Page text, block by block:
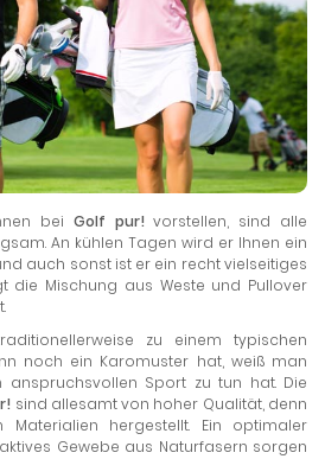
bei Golf pur! vorstellen, sind alle
An kühlen Tagen wird er Ihnen ein
auch sonst ist er ein recht vielseitiges
die Mischung aus Weste und Pullover
zu einem typischen
noch ein Karomuster hat, weiß man
Sport zu tun hat. Die
sind allesamt von hoher Qualität, denn
hergestellt. Ein optimaler
Gewebe aus Naturfasern sorgen